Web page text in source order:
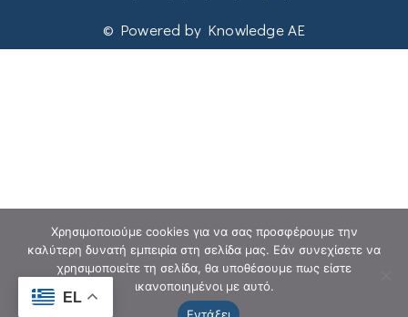
© Powered by Knowledge AE
EL
Χρησιμοποιούμε cookies για να σας προσφέρουμε την
καλύτερη δυνατή εμπειρία στη σελίδα μας. Εάν συνεχίσετε να
χρησιμοποιείτε τη σελίδα, θα υποθέσουμε πως είστε
ικανοποιημένοι με αυτό.
Εντάξει